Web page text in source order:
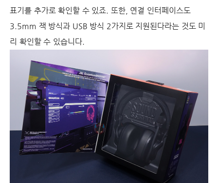
표기를 추가로 확인할 수 있죠. 또한, 연결 인터페이스도
3.5mm 잭 방식과 USB 방식 2가지로 지원된다라는 것도 미
리 확인할 수 있습니다.